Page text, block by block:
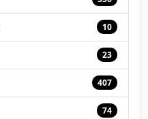
10
23
407
74